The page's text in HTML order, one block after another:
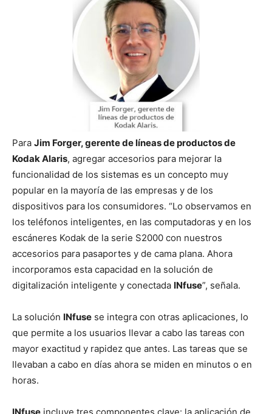
Para Jim Forger, gerente de líneas de productos de
Kodak Alaris, agregar accesorios para mejorar la
funcionalidad de los sistemas es un concepto muy
popular en la mayoría de las empresas y de los
dispositivos para los consumidores. “Lo observamos en
los teléfonos inteligentes, en las computadoras y en los
escáneres Kodak de la serie S2000 con nuestros
accesorios para pasaportes y de cama plana. Ahora
incorporamos esta capacidad en la solución de
digitalización inteligente y conectada INfuse”, señala.
La solución INfuse se integra con otras aplicaciones, lo
que permite a los usuarios llevar a cabo las tareas con
mayor exactitud y rapidez que antes. Las tareas que se
llevaban a cabo en días ahora se miden en minutos o en
horas.